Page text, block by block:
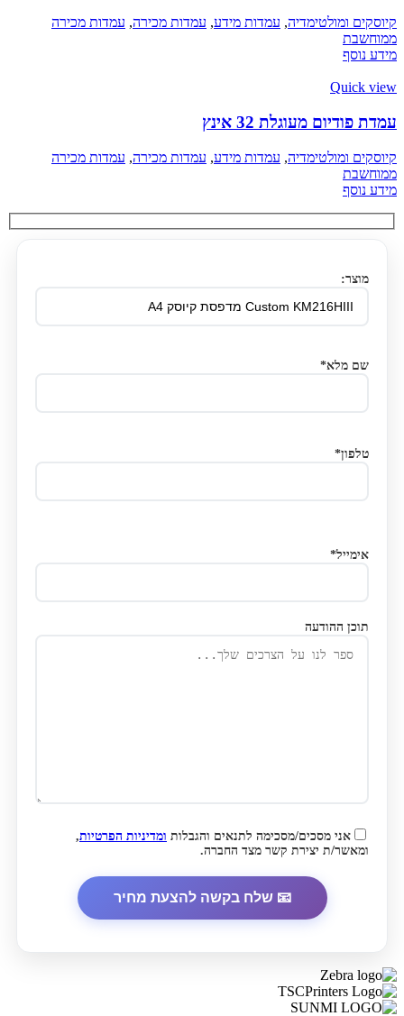
קיוסקים ומולטימדיה, עמדות מידע, עמדות מכירה, עמדות מכירה
ממוחשבת
מידע נוסף
Quick view
עמדת פודיום מעוגלת 32 אינץ​
קיוסקים ומולטימדיה, עמדות מידע, עמדות מכירה, עמדות מכירה
ממוחשבת
מידע נוסף
מוצר:
שם מלא*
טלפון*
אימייל*
תוכן ההודעה
אני מסכים/מסכימה לתנאים והגבלות ומדיניות הפרטיות,
ומאשר/ת יצירת קשר מצד החברה.